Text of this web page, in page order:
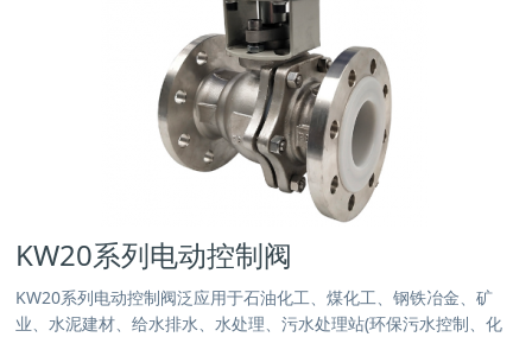
KW20系列电动控制阀
KW20系列电动控制阀泛应用于石油化工、煤化工、钢铁冶金、矿
业、水泥建材、给水排水、水处理、污水处理站(环保污水控制、化